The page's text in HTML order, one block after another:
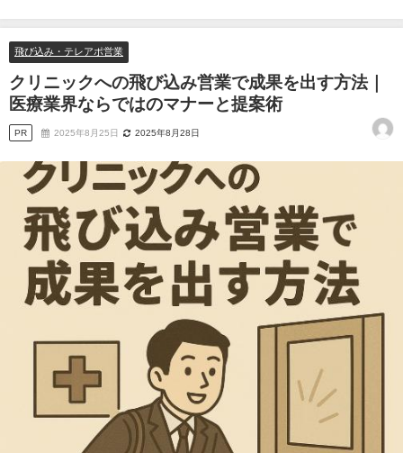
飛び込み・テレアポ営業
クリニックへの飛び込み営業で成果を出す方法｜
医療業界ならではのマナーと提案術
PR 2025年8月25日 2025年8月28日